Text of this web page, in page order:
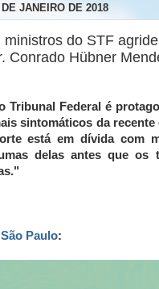
JANEIRO DE 2018
ministros do STF
Conrado Hübner
sintomáticos da
está em dívida com
delas antes que
Paulo: